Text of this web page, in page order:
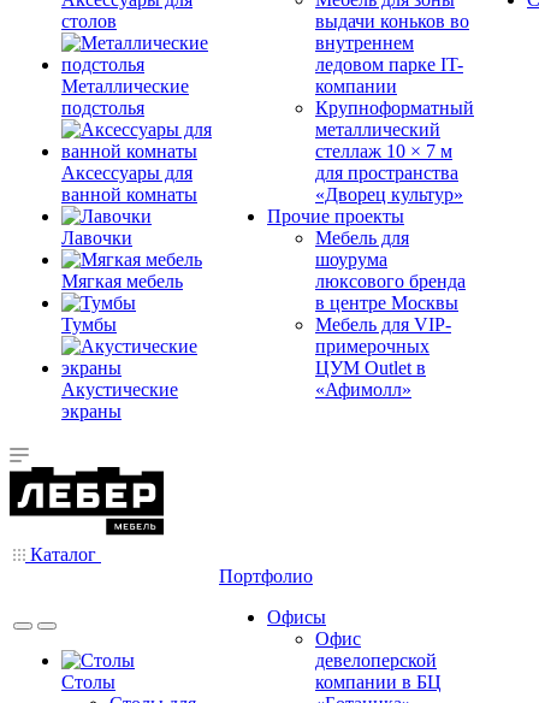
столов
Металлические
подстолья
Аксессуары для
ванной комнаты
Лавочки
Мягкая мебель
Тумбы
Акустические
экраны
выдачи коньков во
внутреннем
ледовом парке IT-
компании
Крупноформатный
металлический
стеллаж 10 × 7 м
для пространства
«Дворец культур»
Прочие проекты
Мебель для
шоурума
люксового бренда
в центре Москвы
Мебель для VIP-
примерочных
ЦУМ Outlet в
«Афимолл»
Каталог
Столы
Портфолио
Офисы
Офис
девелоперской
компании в БЦ